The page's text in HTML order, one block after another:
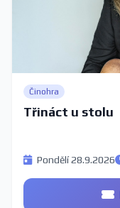
Činohra
Třináct u stolu
Pondělí 28.9.2026